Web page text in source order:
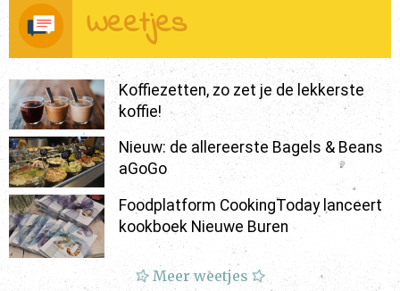
Weetjes
Koffiezetten, zo zet je de lekkerste
koffie!
Nieuw: de allereerste Bagels & Beans
aGoGo
Foodplatform CookingToday lanceert
kookboek Nieuwe Buren
Meer weetjes